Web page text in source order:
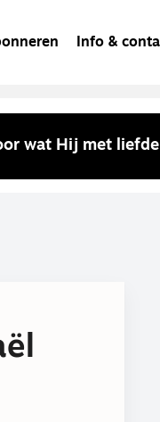
Info &
wat Hij met